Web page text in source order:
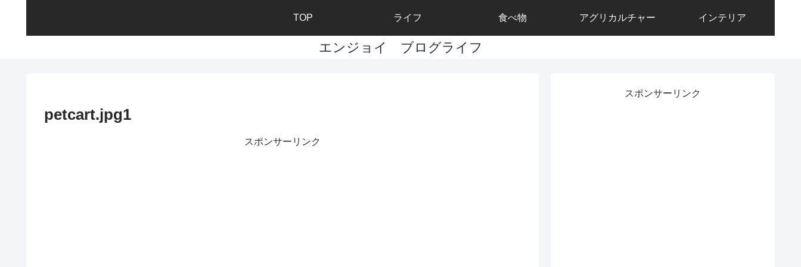
エンジョイ ブログライフ
TOP ライフ 食べ物 アグリカルチャー インテリア
petcart.jpg1
スポンサーリンク
スポンサーリンク